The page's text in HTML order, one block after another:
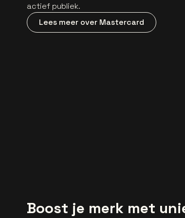
actief publiek.
Lees meer over Mastercard
Boost je merk met